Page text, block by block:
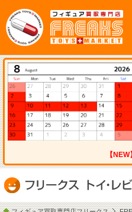
【NEW】